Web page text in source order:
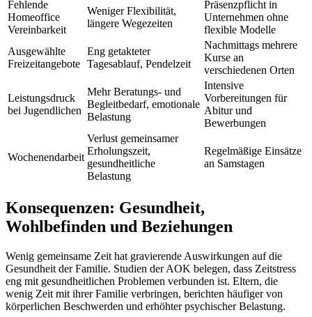
Fehlende
Homeoffice
Vereinbarkeit
Weniger Flexibilität,
längere Wegezeiten
Präsenzpflicht in
Unternehmen ohne
flexible Modelle
Ausgewählte
Freizeitangebote
Eng getakteter
Tagesablauf, Pendelzeit
Nachmittags mehrere
Kurse an
verschiedenen Orten
Leistungsdruck
bei Jugendlichen
Mehr Beratungs- und
Begleitbedarf, emotionale
Belastung
Intensive
Vorbereitungen für
Abitur und
Bewerbungen
Wochenendarbeit
Verlust gemeinsamer
Erholungszeit,
gesundheitliche
Belastung
Regelmäßige Einsätze
an Samstagen
Konsequenzen: Gesundheit,
Wohlbefinden und Beziehungen
Wenig gemeinsame Zeit hat gravierende Auswirkungen auf die
Gesundheit der Familie. Studien der AOK belegen, dass Zeitstress
eng mit gesundheitlichen Problemen verbunden ist. Eltern, die
wenig Zeit mit ihrer Familie verbringen, berichten häufiger von
körperlichen Beschwerden und erhöhter psychischer Belastung.